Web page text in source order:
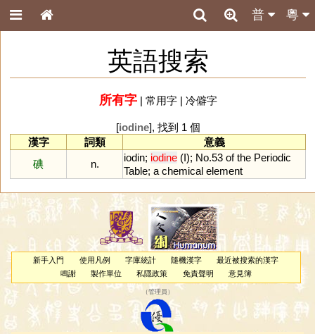
粵
普
英語搜索
所有字| 常用字| 冷僻字
[iodine], 找到 1 個
漢字
詞類
意義
碘
n.
iodin; iodine (I); No.53 of the Periodic
Table; a chemical element
新手入門 使用凡例 字庫統計 隨機漢字
最近被搜索的漢字
鳴謝
製作單位 私隱政策 免責聲明 意見簿
（管理員 ）